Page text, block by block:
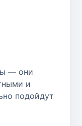
— они
и
подойдут